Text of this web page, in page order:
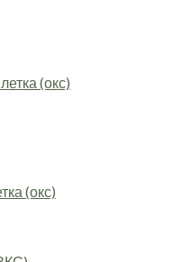
(окс)